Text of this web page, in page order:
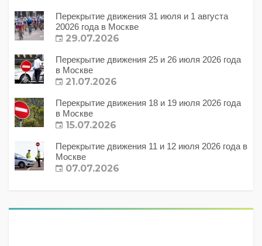
Перекрытие движения 31 июля и 1 августа
20026 года в Москве
29.07.2026
Перекрытие движения 25 и 26 июля 2026 года
в Москве
21.07.2026
Перекрытие движения 18 и 19 июля 2026 года
в Москве
15.07.2026
Перекрытие движения 11 и 12 июля 2026 года в
Москве
07.07.2026